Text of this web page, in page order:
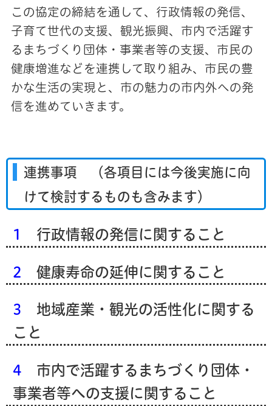
この協定の締結を通して、行政情報の発信、
子育て世代の支援、観光振興、市内で活躍す
るまちづくり団体・事業者等の支援、市民の
健康増進などを連携して取り組み、市民の豊
かな生活の実現と、市の魅力の市内外への発
信を進めていきます。
連携事項 （各項目には今後実施に向
けて検討するものも含みます）
1 行政情報の発信に関すること
2 健康寿命の延伸に関すること
3 地域産業・観光の活性化に関する
こと
4 市内で活躍するまちづくり団体・
事業者等への支援に関すること